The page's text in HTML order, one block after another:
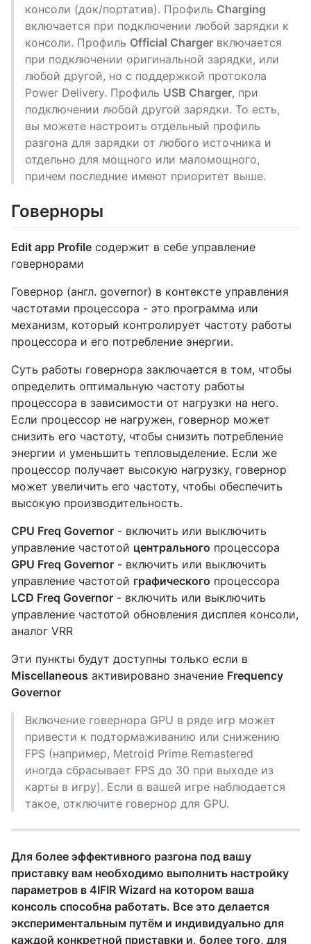
консоли (док/портатив). Профиль Charging
включается при подключении любой зарядки к
консоли. Профиль Official Charger включается
при подключении оригинальной зарядки, или
любой другой, но с поддержкой протокола
Power Delivery. Профиль USB Charger, при
подключении любой другой зарядки. То есть,
вы можете настроить отдельный профиль
разгона для зарядки от любого источника и
отдельно для мощного или маломощного,
причем последние имеют приоритет выше.
Говерноры
Edit app Profile содержит в себе управление
говернорами
Говернор (англ. governor) в контексте управления
частотами процессора - это программа или
механизм, который контролирует частоту работы
процессора и его потребление энергии.
Суть работы говернора заключается в том, чтобы
определить оптимальную частоту работы
процессора в зависимости от нагрузки на него.
Если процессор не нагружен, говернор может
снизить его частоту, чтобы снизить потребление
энергии и уменьшить тепловыделение. Если же
процессор получает высокую нагрузку, говернор
может увеличить его частоту, чтобы обеспечить
высокую производительность.
CPU Freq Governor - включить или выключить
управление частотой центрального процессора
GPU Freq Governor - включить или выключить
управление частотой графического процессора
LCD Freq Governor - включить или выключить
управление частотой обновления дисплея консоли,
аналог VRR
Эти пункты будут доступны только если в
Miscellaneous активировано значение Frequency
Governor
Включение говернора GPU в ряде игр может
привести к подтормаживанию или снижению
FPS (например, Metroid Prime Remastered
иногда сбрасывает FPS до 30 при выходе из
карты в игру). Если в вашей игре наблюдается
такое, отключите говернор для GPU.
Для более эффективного разгона под вашу
приставку вам необходимо выполнить настройку
параметров в 4IFIR Wizard на котором ваша
консоль способна работать. Все это делается
экспериментальным путём и индивидуально для
каждой конкретной приставки и, более того, для